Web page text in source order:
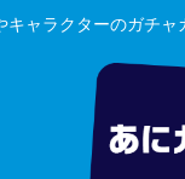
キャラクターのガチ